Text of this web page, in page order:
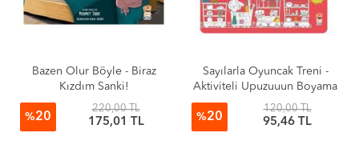
Bazen Olur Böyle - Biraz
Kızdım Sanki!
%20
220,00 TL
175,01 TL
Sayılarla Oyuncak Treni -
Aktiviteli Upuzuuun Boyama
Kitabım
%20
120,00 TL
95,46 TL